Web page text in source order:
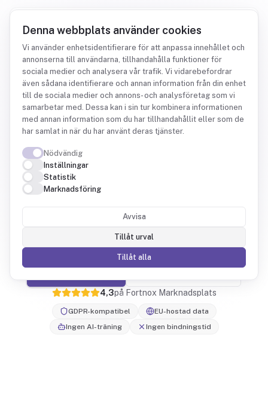
Denna webbplats använder cookies
Vi använder enhetsidentifierare för att anpassa innehållet och
annonserna till användarna, tillhandahålla funktioner för
sociala medier och analysera vår trafik. Vi vidarebefordrar
även sådana identifierare och annan information från din enhet
till de sociala medier och annons- och analysföretag som vi
samarbetar med. Dessa kan i sin tur kombinera informationen
med annan information som du har tillhandahållit eller som de
har samlat in när du har använt deras tjänster.
Nödvändig
Inställningar
Statistik
Marknadsföring
Avvisa
Tillåt urval
Tillåt alla
KASSAFLÖDE
Räcker kassan över nästa
kvartal?
Historiken hämtas från din bokföring och din
bank, framåt styr du scenariot själv. Du ser
4,3på Fortnox Marknadsplats
GDPR-kompatibel
EU-hostad data
Ingen AI-träning
Ingen bindningstid